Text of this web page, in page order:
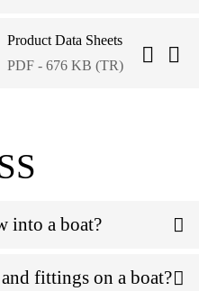
Product Data Sheets
PDF - 676 KB (TR)
into a boat?
fittings on a boat?